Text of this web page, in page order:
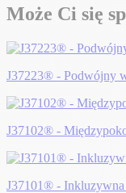
Może Ci się
J37223® - Podwójny
J37102® -
J37101® - Inkluzywna